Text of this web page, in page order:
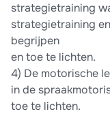
strategietraining
strategietraining
begrijpen
en toe te lichten.
4) De motorische
in de
toe te lichten.